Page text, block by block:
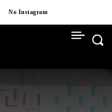
No Instagram